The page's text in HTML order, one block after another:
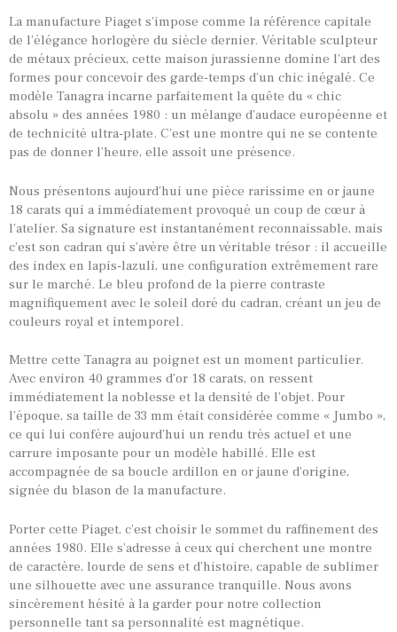
TOUTES NOS VINTAGES
MONTRES PAR HISTOIRES
CONTACTS & HISTORIQUE
PANIER
La manufacture Piaget s’impose comme la référence capitale
de l’élégance horlogère du siècle dernier. Véritable sculpteur
de métaux précieux, cette maison jurassienne domine l’art des
formes pour concevoir des garde-temps d’un chic inégalé. Ce
modèle Tanagra incarne parfaitement la quête du « chic
absolu » des années 1980 : un mélange d’audace européenne et
de technicité ultra-plate. C’est une montre qui ne se contente
pas de donner l’heure, elle assoit une présence.
Nous présentons aujourd’hui une pièce rarissime en or jaune
18 carats qui a immédiatement provoqué un coup de cœur à
l’atelier. Sa signature est instantanément reconnaissable, mais
c’est son cadran qui s’avère être un véritable trésor : il accueille
des index en lapis-lazuli, une configuration extrêmement rare
sur le marché. Le bleu profond de la pierre contraste
magnifiquement avec le soleil doré du cadran, créant un jeu de
couleurs royal et intemporel.
Mettre cette Tanagra au poignet est un moment particulier.
Avec environ 40 grammes d’or 18 carats, on ressent
immédiatement la noblesse et la densité de l’objet. Pour
l’époque, sa taille de 33 mm était considérée comme « Jumbo »,
ce qui lui confère aujourd’hui un rendu très actuel et une
carrure imposante pour un modèle habillé. Elle est
accompagnée de sa boucle ardillon en or jaune d’origine,
signée du blason de la manufacture.
Porter cette Piaget, c’est choisir le sommet du raffinement des
années 1980. Elle s’adresse à ceux qui cherchent une montre
de caractère, lourde de sens et d’histoire, capable de sublimer
une silhouette avec une assurance tranquille. Nous avons
sincèrement hésité à la garder pour notre collection
personnelle tant sa personnalité est magnétique.